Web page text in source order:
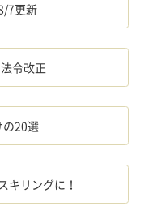
7更新
令改正
の20選
キリングに！